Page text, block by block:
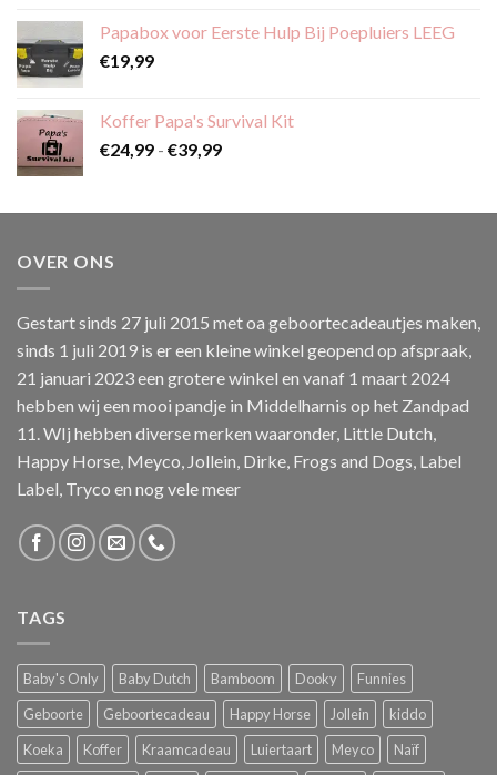
€59,99
Papabox voor Eerste Hulp Bij Poepluiers LEEG
€19,99
Koffer Papa's Survival Kit
€24,99 - €39,99Prijsklasse:
€39,99
OVER ONS
Gestart sinds 27 juli 2015 met oa geboortecadeautjes maken,
sinds 1 juli 2019 is er een kleine winkel geopend op afspraak,
21 januari 2023 een grotere winkel en vanaf 1 maart 2024
hebben wij een mooi pandje in Middelharnis op het Zandpad
11. WIj hebben diverse merken waaronder, Little Dutch,
Happy Horse, Meyco, Jollein, Dirke, Frogs and Dogs, Label
Label, Tryco en nog vele meer
TAGS
Baby's Only Baby Dutch Bamboom Dooky
Funnies
Geboorte
Geboortecadeau Happy Horse Jollein
kiddo
Koeka
Koffer Kraamcadeau Luiertaart Meyco
Naïf